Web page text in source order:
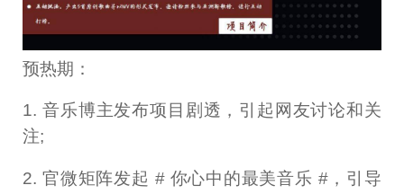
预热期：
1. 音乐博主发布项目剧透，引起网友讨论和关
注;
2. 官微矩阵发起 # 你心中的最美音乐 #，引导